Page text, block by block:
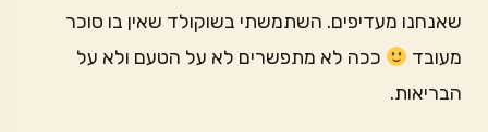
שאנחנו מעדיפים. השתמשתי בשוקולד שאין בו סוכר
מעובד
ככה לא מתפשרים לא על הטעם ולא על
הבריאות.